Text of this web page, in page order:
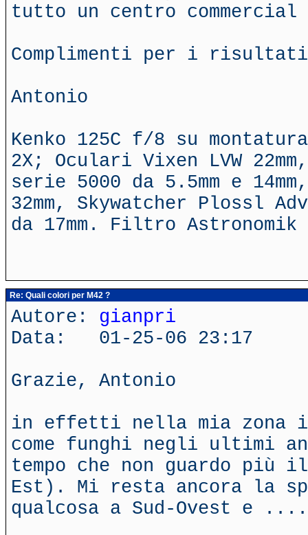
tutto un centro
Complimenti per i
Antonio
Kenko 125C f/8 su
2X; Oculari Vixen LVW
serie 5000 da 5.5mm e
32mm, Skywatcher Plossl
da 17mm. Filtro Astronomik
Re: Quali colori per M42 ?
Autore: gianpri
Data: 01-25-06 23:17
Grazie, Antonio
in effetti nella mia zona i
come funghi negli ultimi
tempo che non guardo più
Est). Mi resta ancora la
qualcosa a Sud-Ovest e